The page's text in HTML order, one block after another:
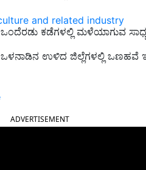
and related industry
ಕಡೆಗಳಲ್ಲಿ ಮಳೆಯಾಗುವ
ಒಳನಾಡಿನ ಉಳಿದ ಜಿಲ್ಲೆಗಳಲ್ಲಿ ಒಣಹವೆ